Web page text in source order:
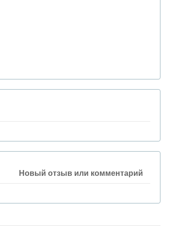
Новый отзыв или комментарий